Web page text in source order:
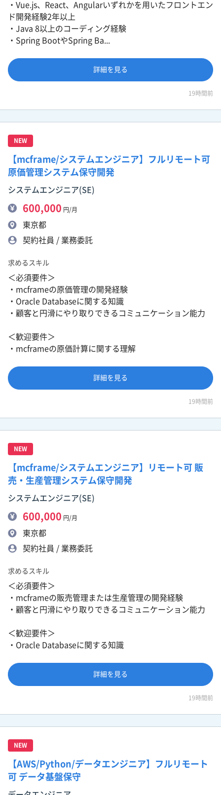
・Vue.js、React、Angularいずれかを用いたフロントエン
ド開発経験2年以上
・Java 8以上のコーディング経験
・Spring BootやSpring Ba...
詳細を見る
19時間前
NEW
【mcframe/システムエンジニア】フルリモート可
原価管理システム保守開発
システムエンジニア(SE)
600,000 円/月
東京都
契約社員 / 業務委託
求めるスキル
＜必須要件＞
・mcframeの原価管理の開発経験
・Oracle Databaseに関する知識
・顧客と円滑にやり取りできるコミュニケーション能力
＜歓迎要件＞
・mcframeの原価計算に関する理解
詳細を見る
19時間前
NEW
【mcframe/システムエンジニア】リモート可 販
売・生産管理システム保守開発
システムエンジニア(SE)
600,000 円/月
東京都
契約社員 / 業務委託
求めるスキル
＜必須要件＞
・mcframeの販売管理または生産管理の開発経験
・顧客と円滑にやり取りできるコミュニケーション能力
＜歓迎要件＞
・Oracle Databaseに関する知識
詳細を見る
19時間前
NEW
【AWS/Python/データエンジニア】フルリモート
可 データ基盤保守